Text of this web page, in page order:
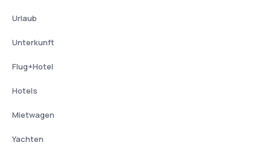
Urlaub
Unterkunft
Flug+Hotel
Hotels
Mietwagen
Yachten